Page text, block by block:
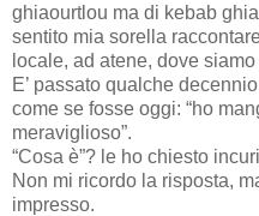
ghiaourtlou ma di kebab
sentito mia sorella
locale, ad atene, dove
E’ passato qualche
come se fosse oggi: “ho
meraviglioso”.
“Cosa è”? le ho chiesto
Non mi ricordo la risposta,
impresso.